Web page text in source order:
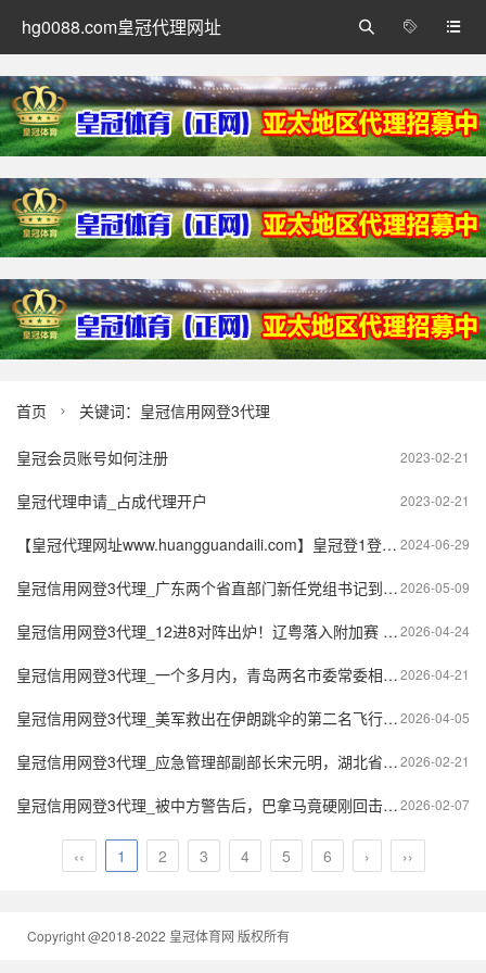
hg0088.com皇冠代理网址 


首页  关键词：皇冠信用网登3代理
2023-02-21
皇冠会员账号如何注册
2023-02-21
皇冠代理申请_占成代理开户
2024-06-29
【皇冠代理网址www.huangguandaili.com】皇冠登1登2登3 代理「皇冠正网www.hg0088.com」代理注册
2026-05-09
皇冠信用网登3代理_广东两个省直部门新任党组书记到任，均为“70后”
2026-04-24
皇冠信用网登3代理_12进8对阵出炉！辽粤落入附加赛 四组对决晋级预测
2026-04-21
皇冠信用网登3代理_一个多月内，青岛两名市委常委相继落马
2026-04-05
皇冠信用网登3代理_美军救出在伊朗跳伞的第二名飞行员后，特朗普发文
2026-02-21
皇冠信用网登3代理_应急管理部副部长宋元明，湖北省委常委、常务副省长张文兵，赴荆门实地检查
2026-02-07
皇冠信用网登3代理_被中方警告后，巴拿马竟硬刚回击！美媒拉警报：中方已启动猛烈报复
‹‹ 1 2 3 4 5 6 › ››
Copyright @2018-2022 皇冠体育网 版权所有